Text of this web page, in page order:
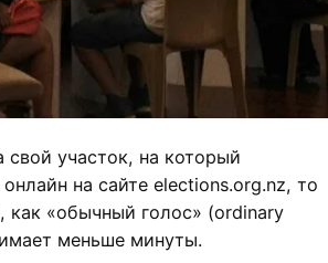
участок, на который
на сайте elections.org.nz, то
как «обычный голос» (ordinary
меньше минуты.